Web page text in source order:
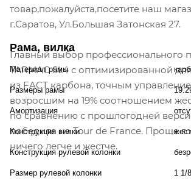
товар,пожалуйста,посетите наш
г.Саратов, Ул.Большая Затонская 27.
Главный выбор профессионального
TARMAC SL4 с оптимизированной
из FACT карбона, точным
возросшим на 19% соотношением
по сравнению с прошлогодней
победила на Tour de France. Проще
ничего легче и жестче.
Рама, вилка
Материал рамы
Размеры рамы
Амортизация
Конструкция вилки
Конструкция рулевой колонки
Размер рулевой колонки 1 1/